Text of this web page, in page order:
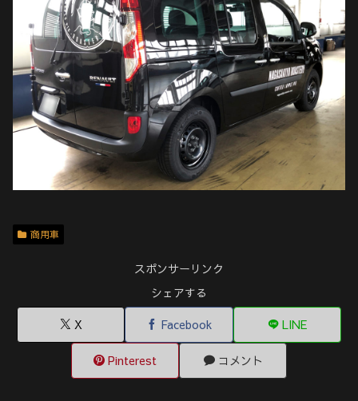
商用車
スポンサーリンク
シェアする
X
Facebook LINE
Pinterest コメント